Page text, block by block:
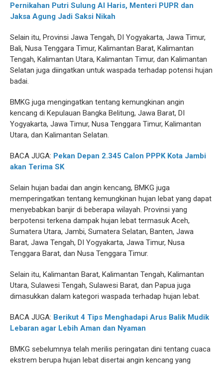
Pernikahan Putri Sulung Al Haris, Menteri PUPR dan
Jaksa Agung Jadi Saksi Nikah
Selain itu, Provinsi Jawa Tengah, DI Yogyakarta, Jawa Timur,
Bali, Nusa Tenggara Timur, Kalimantan Barat, Kalimantan
Tengah, Kalimantan Utara, Kalimantan Timur, dan Kalimantan
Selatan juga diingatkan untuk waspada terhadap potensi hujan
badai.
BMKG juga mengingatkan tentang kemungkinan angin
kencang di Kepulauan Bangka Belitung, Jawa Barat, DI
Yogyakarta, Jawa Timur, Nusa Tenggara Timur, Kalimantan
Utara, dan Kalimantan Selatan.
BACA JUGA: Pekan Depan 2.345 Calon PPPK Kota Jambi
akan Terima SK
Selain hujan badai dan angin kencang, BMKG juga
memperingatkan tentang kemungkinan hujan lebat yang dapat
menyebabkan banjir di beberapa wilayah. Provinsi yang
berpotensi terkena dampak hujan lebat termasuk Aceh,
Sumatera Utara, Jambi, Sumatera Selatan, Banten, Jawa
Barat, Jawa Tengah, DI Yogyakarta, Jawa Timur, Nusa
Tenggara Barat, dan Nusa Tenggara Timur.
Selain itu, Kalimantan Barat, Kalimantan Tengah, Kalimantan
Utara, Sulawesi Tengah, Sulawesi Barat, dan Papua juga
dimasukkan dalam kategori waspada terhadap hujan lebat.
BACA JUGA: Berikut 4 Tips Menghadapi Arus Balik Mudik
Lebaran agar Lebih Aman dan Nyaman
BMKG sebelumnya telah merilis peringatan dini tentang cuaca
ekstrem berupa hujan lebat disertai angin kencang yang